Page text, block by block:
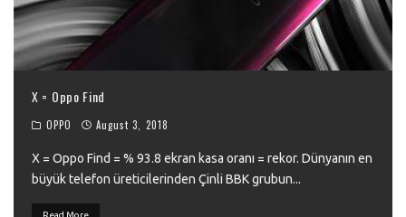
X = Oppo Find
OPPO August 3, 2018
X = Oppo Find = % 93.8 ekran kasa oranı = rekor. Dünyanın en
büyük telefon üreticilerinden Çinli BBK grubun...
Read More